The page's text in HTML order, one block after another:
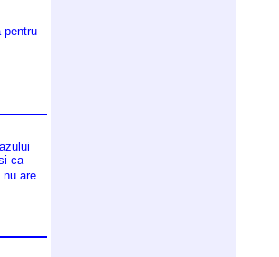
pentru
ca
are